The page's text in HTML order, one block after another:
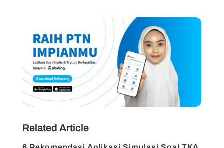
Related Article